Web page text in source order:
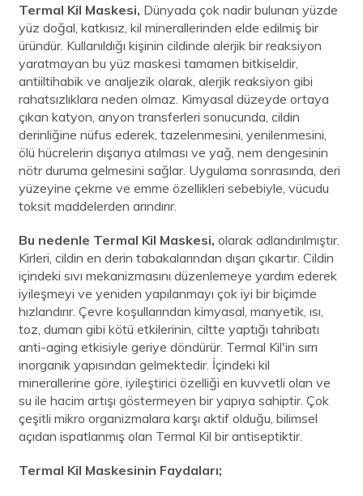
Termal Kil Maskesi, Dünyada çok nadir bulunan yüzde
yüz doğal, katkısız, kil minerallerinden elde edilmiş bir
üründür. Kullanıldığı kişinin cildinde alerjik bir reaksiyon
yaratmayan bu yüz maskesi tamamen bitkiseldir,
antiiltihabik ve analjezik olarak, alerjik reaksiyon gibi
rahatsızlıklara neden olmaz. Kimyasal düzeyde ortaya
çıkan katyon, anyon transferleri sonucunda, cildin
derinliğine nüfus ederek, tazelenmesini, yenilenmesini,
ölü hücrelerin dışarıya atılması ve yağ, nem dengesinin
nötr duruma gelmesini sağlar. Uygulama sonrasında, deri
yüzeyine çekme ve emme özellikleri sebebiyle, vücudu
toksit maddelerden arındırır.
Bu nedenle Termal Kil Maskesi, olarak adlandırılmıştır.
Kirleri, cildin en derin tabakalarından dışarı çıkartır. Cildin
içindeki sıvı mekanizmasını düzenlemeye yardım ederek
iyileşmeyi ve yeniden yapılanmayı çok iyi bir biçimde
hızlandırır. Çevre koşullarından kimyasal, manyetik, ısı,
toz, duman gibi kötü etkilerinin, ciltte yaptığı tahribatı
anti-aging etkisiyle geriye döndürür. Termal Kil'in sırrı
inorganik yapısından gelmektedir. İçindeki kil
minerallerine göre, iyileştirici özelliği en kuvvetli olan ve
su ile hacim artışı göstermeyen bir yapıya sahiptir. Çok
çeşitli mikro organizmalara karşı aktif olduğu, bilimsel
açıdan ispatlanmış olan Termal Kil bir antiseptiktir.
Termal Kil Maskesinin Faydaları;